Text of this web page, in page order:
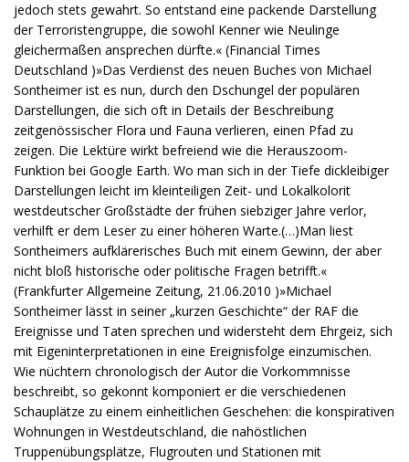
jedoch stets gewahrt. So entstand eine packende Darstellung
der Terroristengruppe, die sowohl Kenner wie Neulinge
gleichermaßen ansprechen dürfte.« (Financial Times
Deutschland )»Das Verdienst des neuen Buches von Michael
Sontheimer ist es nun, durch den Dschungel der populären
Darstellungen, die sich oft in Details der Beschreibung
zeitgenössischer Flora und Fauna verlieren, einen Pfad zu
zeigen. Die Lektüre wirkt befreiend wie die Herauszoom-
Funktion bei Google Earth. Wo man sich in der Tiefe dickleibiger
Darstellungen leicht im kleinteiligen Zeit- und Lokalkolorit
westdeutscher Großstädte der frühen siebziger Jahre verlor,
verhilft er dem Leser zu einer höheren Warte.(…)Man liest
Sontheimers aufklärerisches Buch mit einem Gewinn, der aber
nicht bloß historische oder politische Fragen betrifft.«
(Frankfurter Allgemeine Zeitung, 21.06.2010 )»Michael
Sontheimer lässt in seiner „kurzen Geschichte“ der RAF die
Ereignisse und Taten sprechen und widersteht dem Ehrgeiz, sich
mit Eigeninterpretationen in eine Ereignisfolge einzumischen.
Wie nüchtern chronologisch der Autor die Vorkommnisse
beschreibt, so gekonnt komponiert er die verschiedenen
Schauplätze zu einem einheitlichen Geschehen: die konspirativen
Wohnungen in Westdeutschland, die nahöstlichen
Truppenübungsplätze, Flugrouten und Stationen mit